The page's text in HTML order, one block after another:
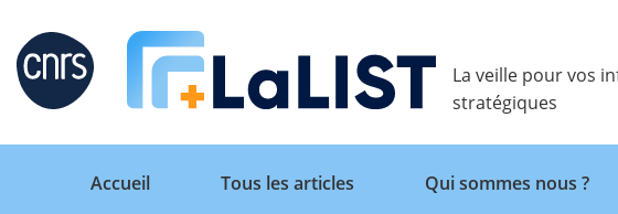
Retour
La veille pour vos
stratégiques
Retour
Accueil
Tous les articles Qui sommes nous ?